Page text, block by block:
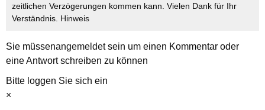
zeitlichen Verzögerungen kommen kann. Vielen Dank für Ihr
Verständnis. Hinweis
Sie müssenangemeldetsein um einen Kommentar oder
eine Antwort schreiben zu können
Bitte loggen Sie sich ein
×